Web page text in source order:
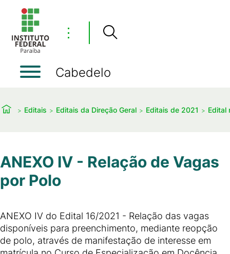
⋮
Cabedelo
Editais Editais da Direção Geral Editais de 2021 Edital
ANEXO IV - Relação de Vagas
por Polo
ANEXO IV do Edital 16/2021 - Relação das vagas
disponíveis para preenchimento, mediante reopção
de polo, através de manifestação de interesse em